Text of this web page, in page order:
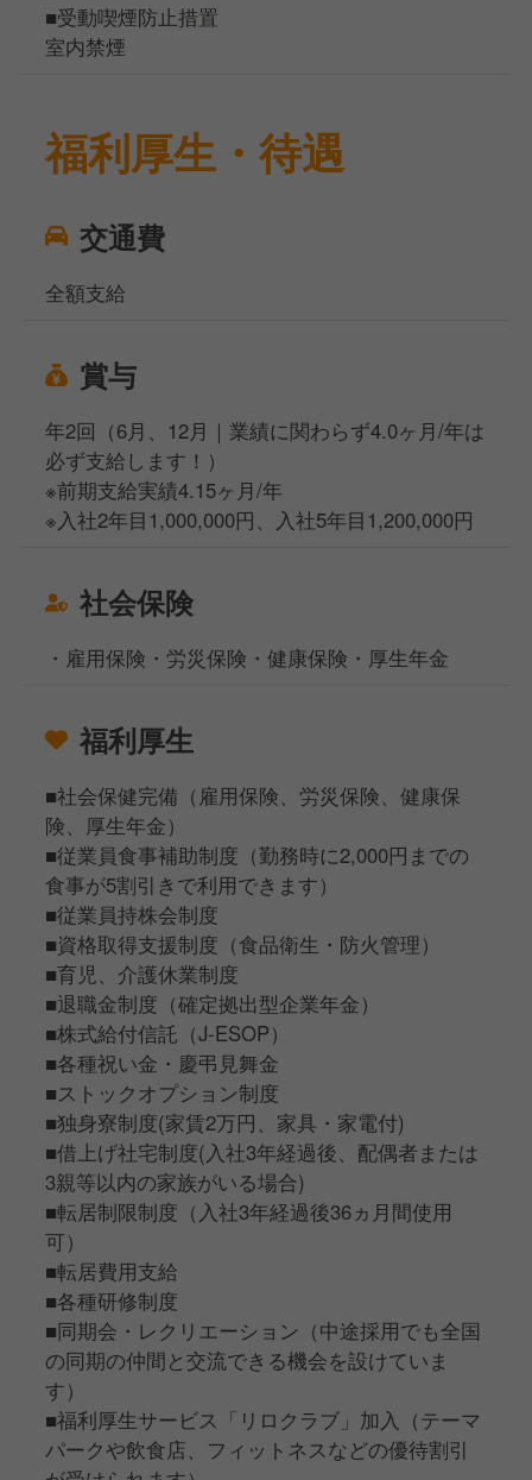
■受動喫煙防止措置
室内禁煙
福利厚生・待遇
交通費
全額支給
賞与
年2回（6月、12月｜業績に関わらず4.0ヶ月/年は
必ず支給します！）
※前期支給実績4.15ヶ月/年
※入社2年目1,000,000円、入社5年目1,200,000円
社会保険
・雇用保険・労災保険・健康保険・厚生年金
福利厚生
■社会保健完備（雇用保険、労災保険、健康保
険、厚生年金）
■従業員食事補助制度（勤務時に2,000円までの
食事が5割引きで利用できます）
■従業員持株会制度
■資格取得支援制度（食品衛生・防火管理）
■育児、介護休業制度
■退職金制度（確定拠出型企業年金）
■株式給付信託（J-ESOP）
■各種祝い金・慶弔見舞金
■ストックオプション制度
■独身寮制度(家賃2万円、家具・家電付)
■借上げ社宅制度(入社3年経過後、配偶者または
3親等以内の家族がいる場合)
■転居制限制度（入社3年経過後36ヵ月間使用
可）
■転居費用支給
■各種研修制度
■同期会・レクリエーション（中途採用でも全国
の同期の仲間と交流できる機会を設けていま
す）
■福利厚生サービス「リロクラブ」加入（テーマ
パークや飲食店、フィットネスなどの優待割引